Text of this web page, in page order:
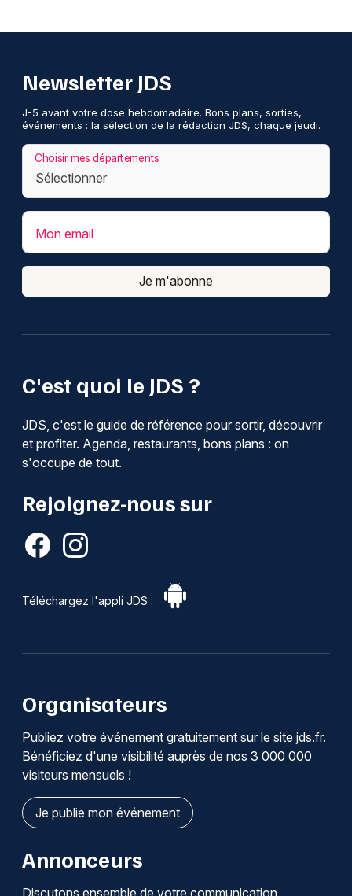
C'est quoi le JDS ?
JDS, c'est le guide de référence pour sortir, découvrir
et profiter. Agenda, restaurants, bons plans : on
s'occupe de tout.
Rejoignez-nous sur
Téléchargez l'appli JDS :
Newsletter JDS
J-5 avant votre dose hebdomadaire. Bons plans, sorties,
événements : la sélection de la rédaction JDS, chaque jeudi.
Choisir mes départements
Mon email
Je m'abonne
Organisateurs
Publiez votre événement gratuitement sur le site jds.fr.
Bénéficiez d'une visibilité auprès de nos 3 000 000
visiteurs mensuels !
Je publie mon événement
Annonceurs
Discutons ensemble de votre communication